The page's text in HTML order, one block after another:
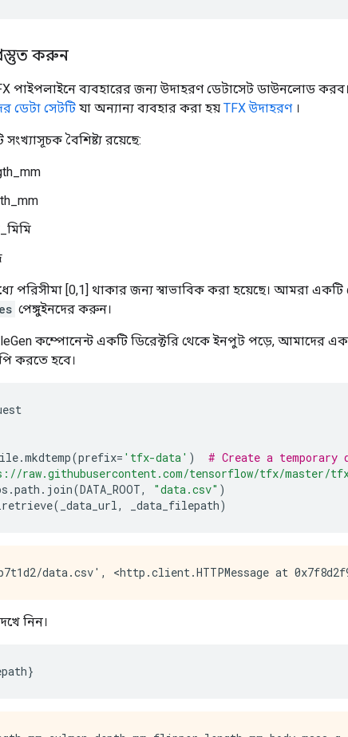
করুন
পাইপলাইনে ব্যবহারের জন্য উদাহরণ ডেটাসেট ডাউনলোড
ডেটা সেটটি যা অন্যান্য ব্যবহার করা হয় TFX উদাহরণ।
বৈশিষ্ট্য রয়েছে:
পরিসীমা [0,1] থাকার জন্য স্বাভাবিক করা হয়েছে। আমরা
পেঙ্গুইনদের করুন।
কম্পোনেন্ট একটি ডিরেক্টরি থেকে ইনপুট পড়ে, আমাদের
করতে হবে।
.mkdtemp(prefix= 'tfx-data' )
# Create a temporary
raw.githubusercontent.com/tensorflow/tfx/master/tfx/
.path . join(DATA_ROOT, "data.csv" )
( _data_url, _data_filepath)
নিন।
}